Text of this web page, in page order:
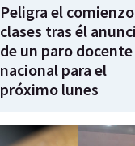
Peligra el
clases tras él
de un paro docente
nacional para el
próximo lunes